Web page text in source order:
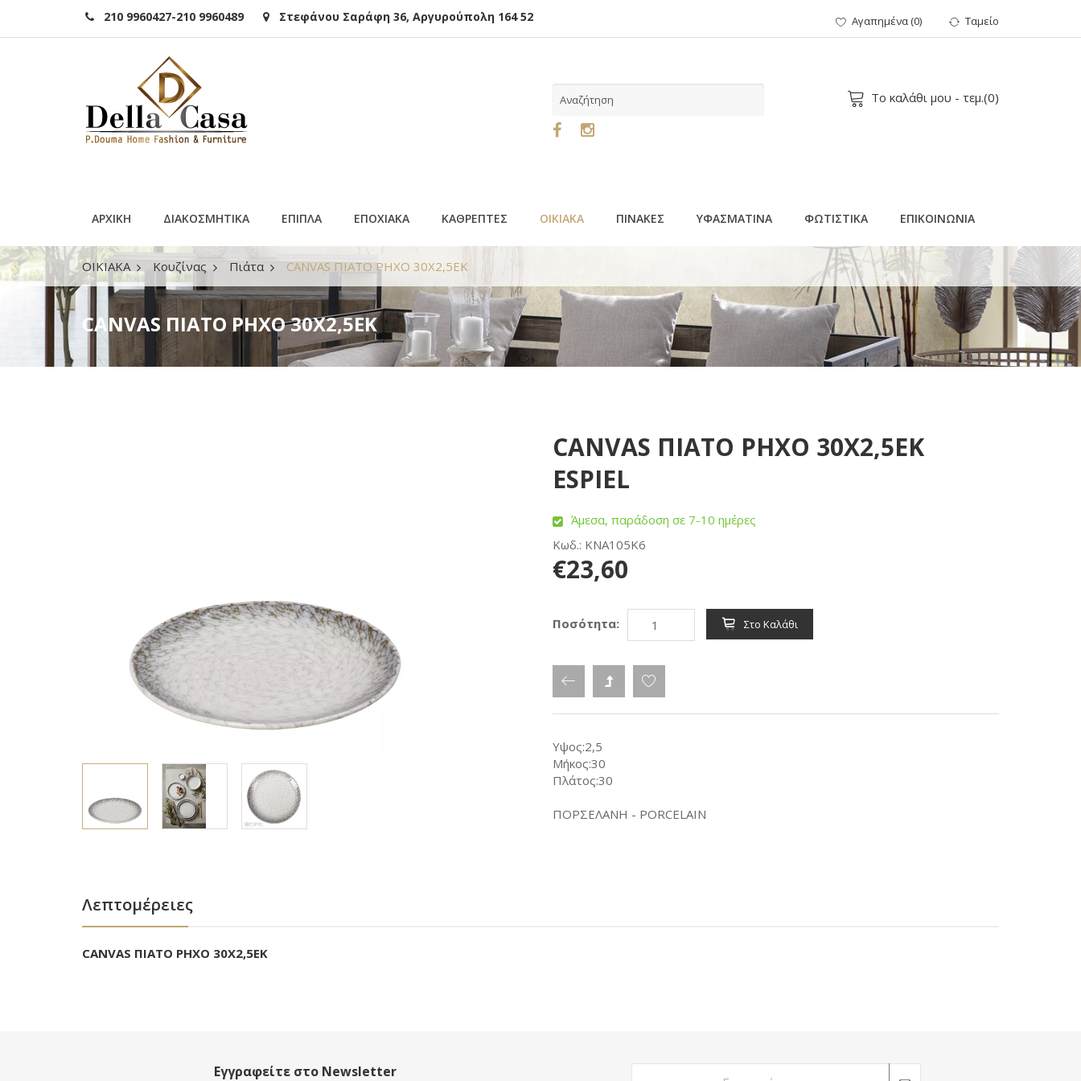
210 9960427-210 9960489 Στεφάνου Σαράφη 36, Αργυρούπολη 164 52 Αγαπημένα(0) Ταμείο
Το καλάθι μου - τεμ.(0)
ΑΡΧΙΚΗ ΔΙΑΚΟΣΜΗΤΙΚΑ ΕΠΙΠΛΑ ΕΠΟΧΙΑΚΑ ΚΑΘΡΕΠΤΕΣ ΟΙΚΙΑΚΑ ΠΙΝΑΚΕΣ ΥΦΑΣΜΑΤΙΝΑ ΦΩΤΙΣΤΙΚΑ ΕΠΙΚΟΙΝΩΝΙΑ
ΟΙΚΙΑΚΑ Κουζίνας Πιάτα CANVAS ΠΙΑΤΟ ΡΗΧΟ 30Χ2,5ΕΚ
CANVAS ΠΙΑΤΟ ΡΗΧΟ 30Χ2,5ΕΚ
CANVAS ΠΙΑΤΟ ΡΗΧΟ 30Χ2,5ΕΚ
ESPIEL
Άμεσα, παράδοση σε 7-10 ημέρες
Κωδ.: KNA105K6
€23,60
Ποσότητα: Στο Καλάθι
Υψος:2,5
Μήκος:30
Πλάτος:30
ΠΟΡΣΕΛΑΝΗ - PORCELAIN
Λεπτομέρειες
CANVAS ΠΙΑΤΟ ΡΗΧΟ 30Χ2,5ΕΚ
Εγγραφείτε στο Newsletter